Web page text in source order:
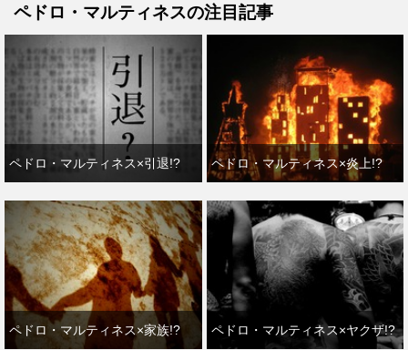
ペドロ・マルティネスの注目記事
ペドロ・マルティネス×引退!? ペドロ・マルティネス×炎上!?
ペドロ・マルティネス×家族!? ペドロ・マルティネス×ヤクザ!?